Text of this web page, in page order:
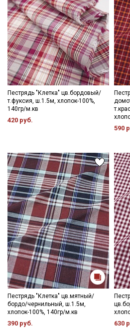
Пестрядь "Клетка" цв.бордовый/
т.фуксия, ш.1.5м, хлопок-100%,
140гр/м.кв
420 руб.
590
Пестрядь "Клетка" цв.мятный/
бордо/чернильный, ш.1.5м,
хлопок-100%, 140гр/м.кв
390 руб. 630